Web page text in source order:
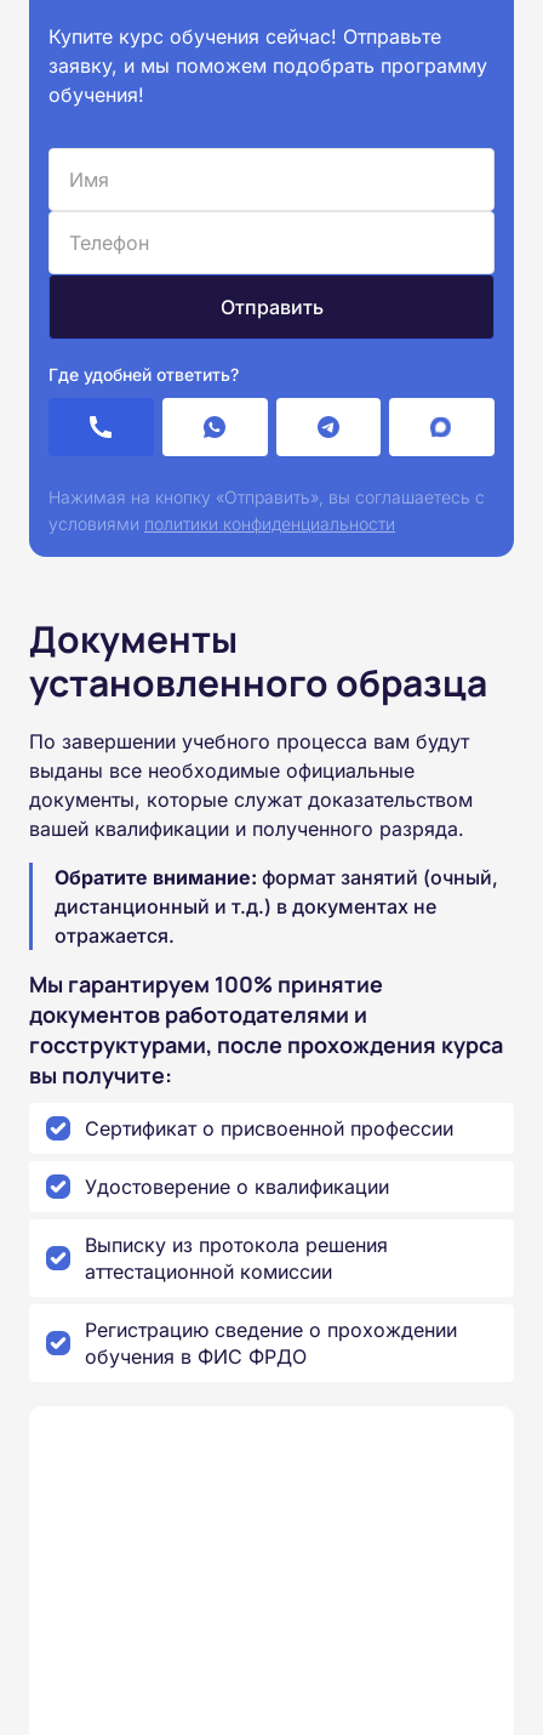
Купите курс обучения сейчас! Отправьте
заявку, и мы поможем подобрать программу
обучения!
Где удобней ответить?
Нажимая на кнопку «Отправить», вы соглашаетесь с
условиями политики конфиденциальности
Документы
установленного образца
По завершении учебного процесса вам будут
выданы все необходимые официальные
документы, которые служат доказательством
вашей квалификации и полученного разряда.
Обратите внимание: формат занятий (очный,
дистанционный и т.д.) в документах не
отражается.
Мы гарантируем 100% принятие
документов работодателями и
госструктурами, после прохождения курса
вы получите:
Сертификат о присвоенной профессии
Удостоверение о квалификации
Выписку из протокола решения
аттестационной комиссии
Регистрацию сведение о прохождении
обучения в ФИС ФРДО